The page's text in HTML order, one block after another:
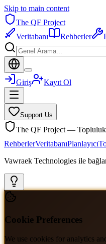
Skip to main content
The QF Project
Veritabanı
Rehberler
Giriş Kayıt Ol
Support Us
The QF Project — Topluluk
RehberlerVeritabanıPlanlayıcı
Vawraek Technologies ile
Cookie Preferences
We use cookies for analytics